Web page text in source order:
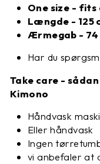
One size - fits
Længde - 125
Ærmegab - 74
Har du
Take care -
Kimono
Håndvask
Eller håndvask
Ingen
vi anbefaler at